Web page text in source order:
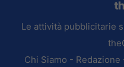
Le attività pubblicitarie
Chi Siamo - Redazione